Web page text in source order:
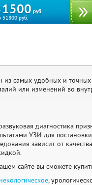
1500 руб.
51800руб.
из самых удобных и точных
или изменений во
диагностика
УЗИ для
зависит от
сайте вы сможете
,